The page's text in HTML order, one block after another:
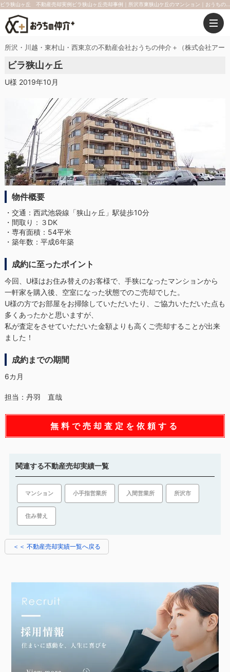
所沢・川越・東村山・西東京の不動産会社おうちの仲介＋（株式会社アー
ビラ狭山ヶ丘
U様 2019年10月
物件概要
・交通：西武池袋線「狭山ヶ丘」駅徒歩10分
・間取り：３DK
・専有面積：54平米
・築年数：平成6年築
成約に至ったポイント
今回、U様はお住み替えのお客様で、手狭になったマンションから
一軒家を購入後、空室になった状態でのご売却でした。
U様の方でお部屋をお掃除していただいたり、ご協力いただいた点も
多くあったかと思いますが、
私が査定をさせていただいた金額よりも高くご売却することが出来
ました！
成約までの期間
6カ月
担当：丹羽 直哉
無料で売却査定を依頼する
関連する不動産売却実績一覧
マンション 小手指営業所 入間営業所 所沢市
住み替え
＜＜ 不動産売却実績一覧へ戻る